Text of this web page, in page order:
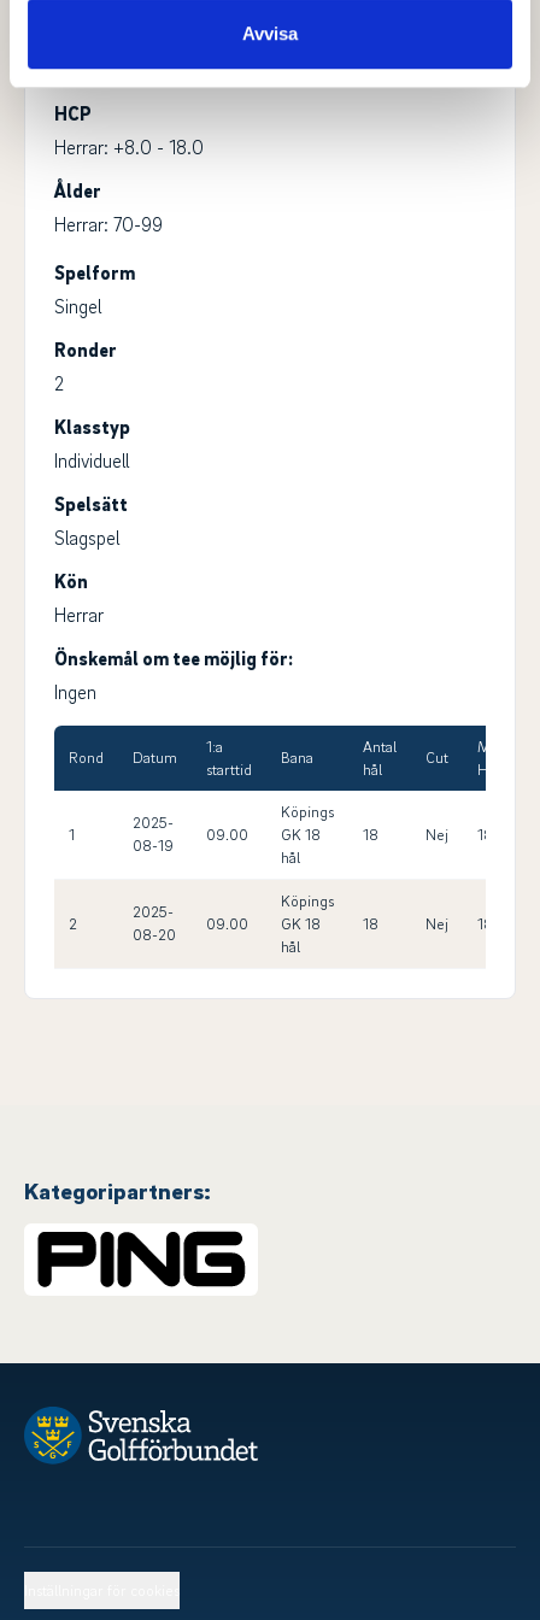
Avvisa
Herrar 70
HCP
Herrar: +8.0 - 18.0
Ålder
Herrar: 70-99
Spelform
Singel
Ronder
2
Klasstyp
Individuell
Spelsätt
Slagspel
Kön
Herrar
Önskemål om tee möjlig för:
Ingen
Rond Datum
1:a
starttid
Bana
Antal
hål
Cut
Max
HCP
1
2025-
08-19
09.00
Köpings
GK 18
hål
18 Nej 18.0
2
2025-
08-20
09.00
Köpings
GK 18
hål
18 Nej 18.0
Kategoripartners: